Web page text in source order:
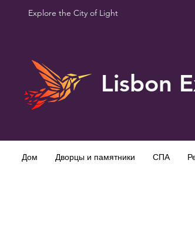
Explore the City of Light
Lisbon
Дом Дворцы и памятники СПА